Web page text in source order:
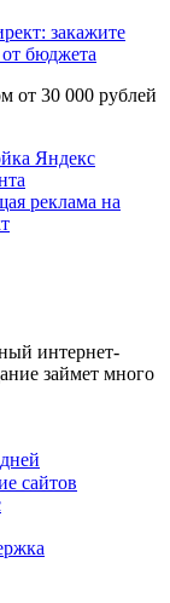
закажите
бюджета
от 30 000 рублей
Яндекс
реклама на
интернет-
займет много
сайтов